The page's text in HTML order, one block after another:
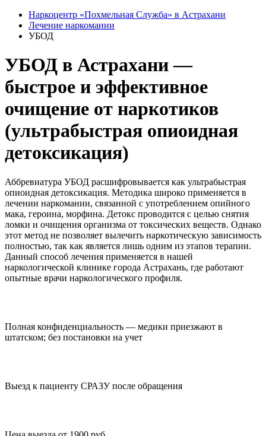
Наркоцентр «Похмельная Служба» в Астрахани
Лечение наркомании
УБОД
УБОД в Астрахани —
быстрое и эффективное
очищение от наркотиков
(ультрабыстрая опиоидная
детоксикация)
Аббревиатура УБОД расшифровывается как ультрабыстрая
опиоидная детоксикация. Методика широко применяется в
лечении наркомании, связанной с употреблением опийного
мака, героина, морфина. Детокс проводится с целью снятия
ломки и очищения организма от токсических веществ. Однако
этот метод не позволяет вылечить наркотическую зависимость
полностью, так как является лишь одним из этапов терапии.
Данный способ лечения применяется в нашей
наркологической клинике города Астрахань, где работают
опытные врачи наркологического профиля.
Полная конфиденциальность — медики приезжают в
штатском; без постановки на учет
Выезд к пациенту СРАЗУ после обращения